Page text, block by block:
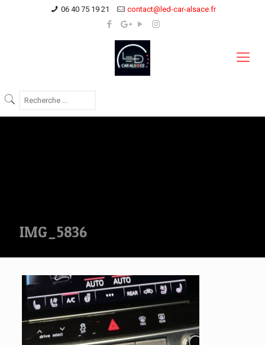
06 40 75 19 21 contact@led-car-alsace.fr
IMG_5836